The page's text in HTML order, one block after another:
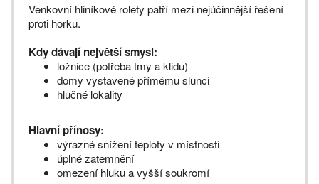
Venkovní hliníkové rolety patří mezi nejúčinnější řešení
proti horku.
Kdy dávají největší smysl:
ložnice (potřeba tmy a klidu)
domy vystavené přímému slunci
hlučné lokality
Hlavní přínosy:
výrazné snížení teploty v místnosti
úplné zatemnění
omezení hluku a vyšší soukromí